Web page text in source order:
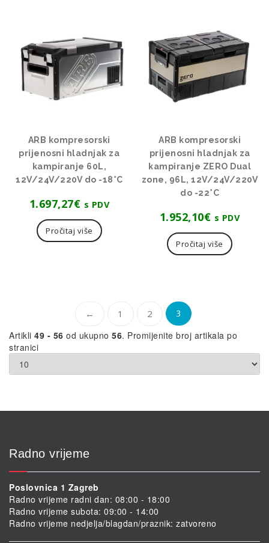
ARB kompresorski
prijenosni hladnjak za
kampiranje 60L,
12V/24V/220V do -18°C
1.697,27€ s PDV
Pročitaj više
ARB kompresorski
prijenosni hladnjak za
kampiranje ZERO Dual
zone, 96L, 12V/24V/220V
do -22°C
1.952,10€ s PDV
Pročitaj više
← 1 2 3
Artikli 49 - 56 od ukupno 56. Promijenite broj artikala po
stranici
Radno vrijeme
Poslovnica 1 Zagreb
Radno vrijeme radni dan: 08:00 - 18:00
Radno vrijeme subota: 09:00 - 14:00
Radno vrijeme nedjelja/blagdan/praznik: zatvoreno